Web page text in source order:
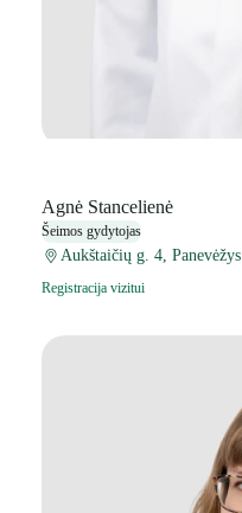
Agnė Stancelienė
Šeimos gydytojas
Aukštaičių g. 4, Panevėžys
Registracija vizitui